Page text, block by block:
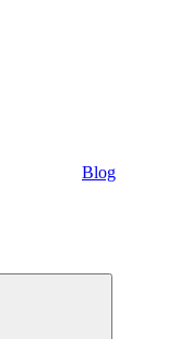
Blog